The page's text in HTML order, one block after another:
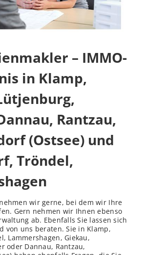
– IMMO-
in Klamp,
Rantzau,
(Ostsee) und
Tröndel,
wir gerne, bei dem wir Ihre
Gern nehmen wir Ihnen ebenso
ab. Ebenfalls Sie lassen sich
von uns beraten. Sie in Klamp,
Lammershagen, Giekau,
oder Dannau, Rantzau,